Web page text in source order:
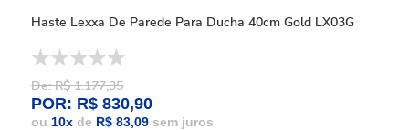
Haste Lexxa De Parede Para Ducha 40cm Gold LX03G
De: R$ 1.177,35
POR: R$ 830,90
ou 10x de R$ 83,09 sem juros